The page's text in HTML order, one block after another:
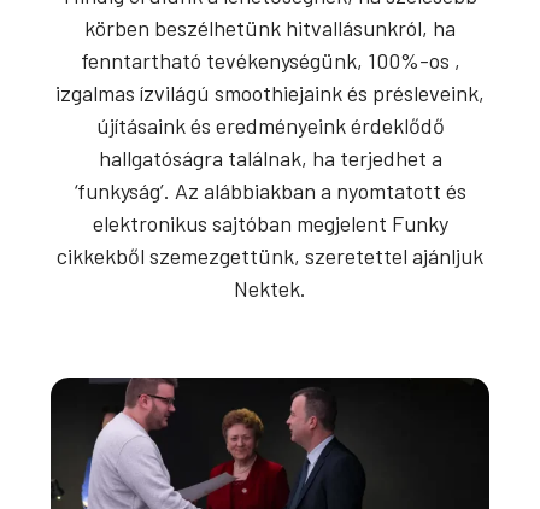
körben beszélhetünk hitvallásunkról, ha
fenntartható tevékenységünk, 100%-os ,
izgalmas ízvilágú smoothiejaink és présleveink,
újításaink és eredményeink érdeklődő
hallgatóságra találnak, ha terjedhet a
‘funkyság’. Az alábbiakban a nyomtatott és
elektronikus sajtóban megjelent Funky
cikkekből szemezgettünk, szeretettel ajánljuk
Nektek.